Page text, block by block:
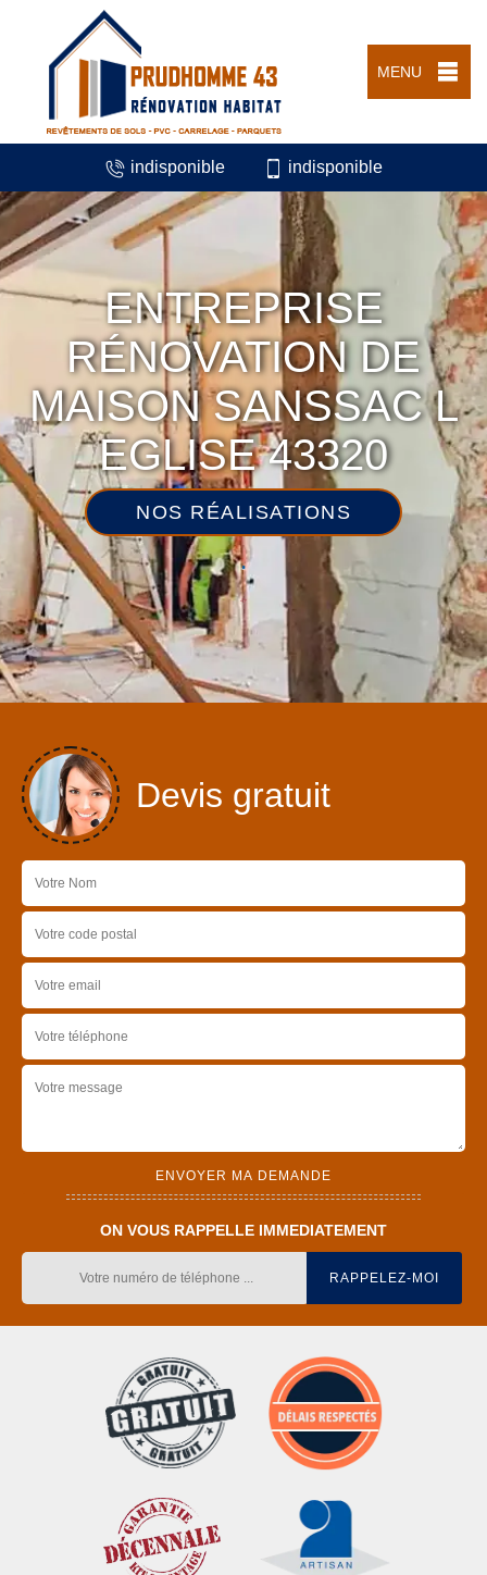
MENU
indisponible indisponible
ENTREPRISE
RÉNOVATION DE
MAISON SANSSAC L
EGLISE 43320
NOS RÉALISATIONS
Devis gratuit
ON VOUS RAPPELLE IMMEDIATEMENT